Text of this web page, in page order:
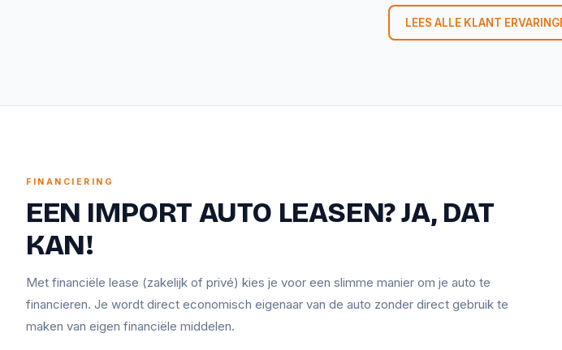
LEES ALLE KLANT
FINANCIERING
EEN IMPORT AUTO LEASEN? JA, DAT
KAN!
Met financiële lease (zakelijk of privé) kies je voor een slimme manier om je auto te
financieren. Je wordt direct economisch eigenaar van de auto zonder direct gebruik te
maken van eigen financiële middelen.